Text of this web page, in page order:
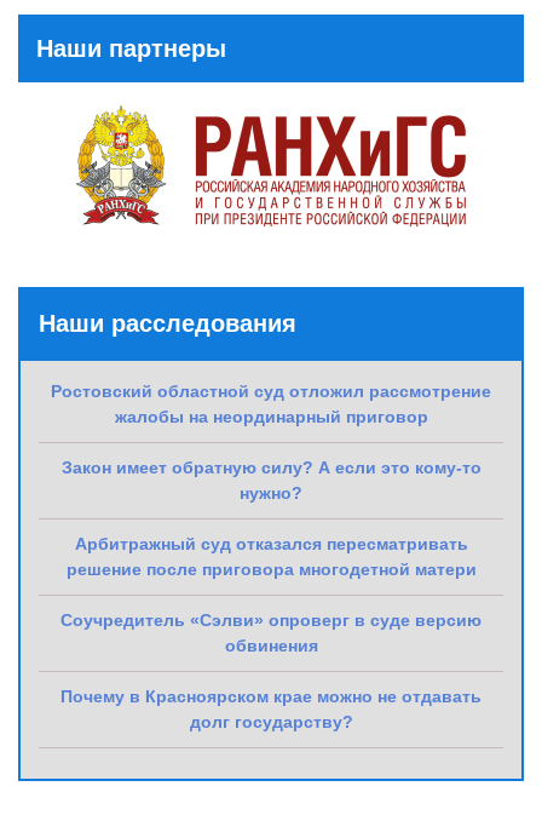
Наши партнеры
Наши расследования
Ростовский областной суд отложил рассмотрение
жалобы на неординарный приговор
Закон имеет обратную силу? А если это кому-то
нужно?
Арбитражный суд отказался пересматривать
решение после приговора многодетной матери
Соучредитель «Сэлви» опроверг в суде версию
обвинения
Почему в Красноярском крае можно не отдавать
долг государству?